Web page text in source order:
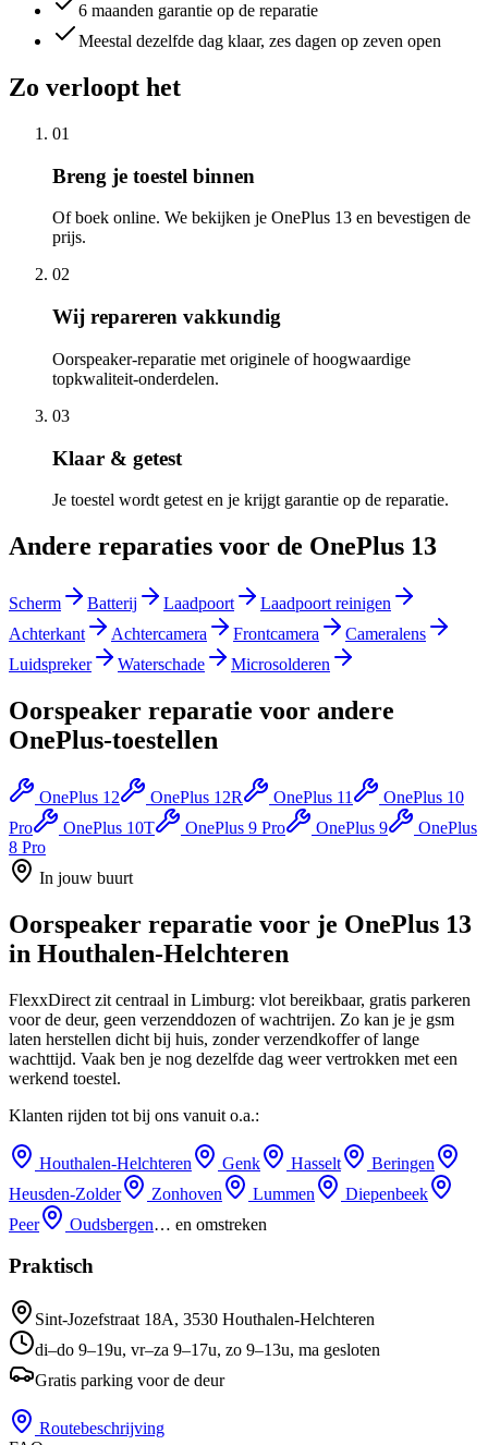
6 maanden garantie op de reparatie
Meestal dezelfde dag klaar, zes dagen op zeven open
Zo verloopt het
01
Breng je toestel binnen
Of boek online. We bekijken je OnePlus 13 en bevestigen de
prijs.
02
Wij repareren vakkundig
Oorspeaker-reparatie met originele of hoogwaardige
topkwaliteit-onderdelen.
03
Klaar & getest
Je toestel wordt getest en je krijgt garantie op de reparatie.
Andere reparaties voor de OnePlus 13
Scherm Batterij Laadpoort
Laadpoort reinigen
Achterkant
Achtercamera Frontcamera
Cameralens
Luidspreker
Waterschade Microsolderen
Oorspeaker reparatie voor andere
OnePlus-toestellen
OnePlus 12 OnePlus 12R OnePlus 11
OnePlus 10
Pro
OnePlus 10T OnePlus 9 Pro OnePlus 9
OnePlus
8 Pro
In jouw buurt
Oorspeaker reparatie voor je OnePlus 13
in Houthalen-Helchteren
FlexxDirect zit centraal in Limburg: vlot bereikbaar, gratis parkeren
voor de deur, geen verzenddozen of wachtrijen. Zo kan je je gsm
laten herstellen dicht bij huis, zonder verzendkoffer of lange
wachttijd. Vaak ben je nog dezelfde dag weer vertrokken met een
werkend toestel.
Klanten rijden tot bij ons vanuit o.a.:
Houthalen-Helchteren Genk Hasselt
Beringen
Heusden-Zolder
Zonhoven Lummen
Diepenbeek
Peer
Oudsbergen… en omstreken
Praktisch
Sint-Jozefstraat 18A, 3530 Houthalen-Helchteren
di–do 9–19u, vr–za 9–17u, zo 9–13u, ma gesloten
Gratis parking voor de deur
Routebeschrijving